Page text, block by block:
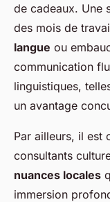
de cadeaux. Une
des mois de
langue ou
communication
linguistiques,
un avantage
Par ailleurs, il est
consultants
nuances locales
immersion